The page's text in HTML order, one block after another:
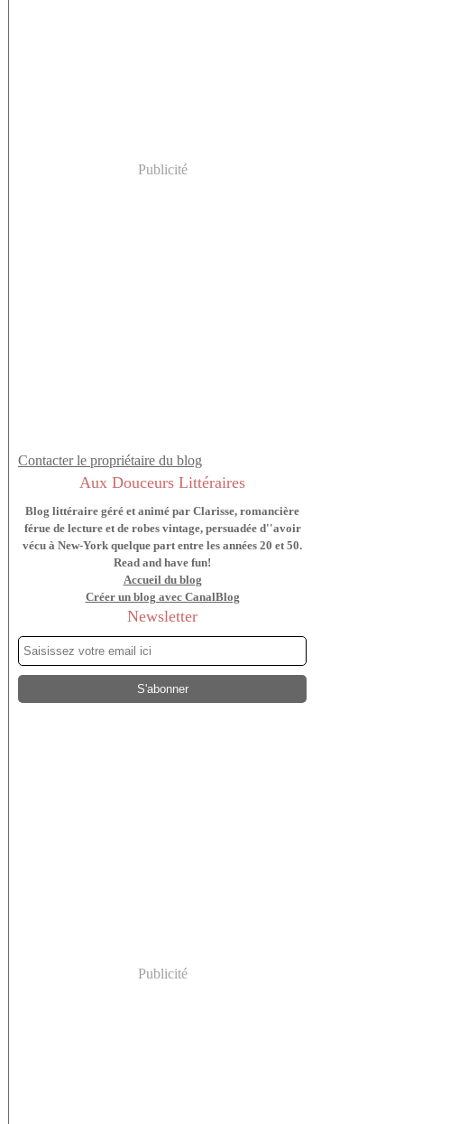
Publicité
Contacter le propriétaire du blog
Aux Douceurs Littéraires
Blog littéraire géré et animé par Clarisse, romancière
férue de lecture et de robes vintage, persuadée d''avoir
vécu à New-York quelque part entre les années 20 et 50.
Read and have fun!
Accueil du blog
Créer un blog avec CanalBlog
Newsletter
Publicité